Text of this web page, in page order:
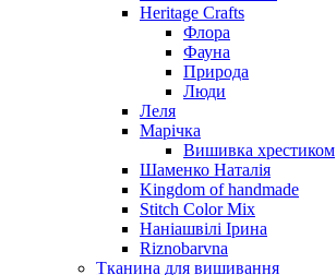
Heritage Crafts
Флора
Фауна
Природа
Люди
Леля
Марічка
Вишивка хрестиком
Шаменко Наталія
Kingdom of handmade
Stitch Color Mix
Наніашвілі Ірина
Riznobarvna
Тканина для вишивання